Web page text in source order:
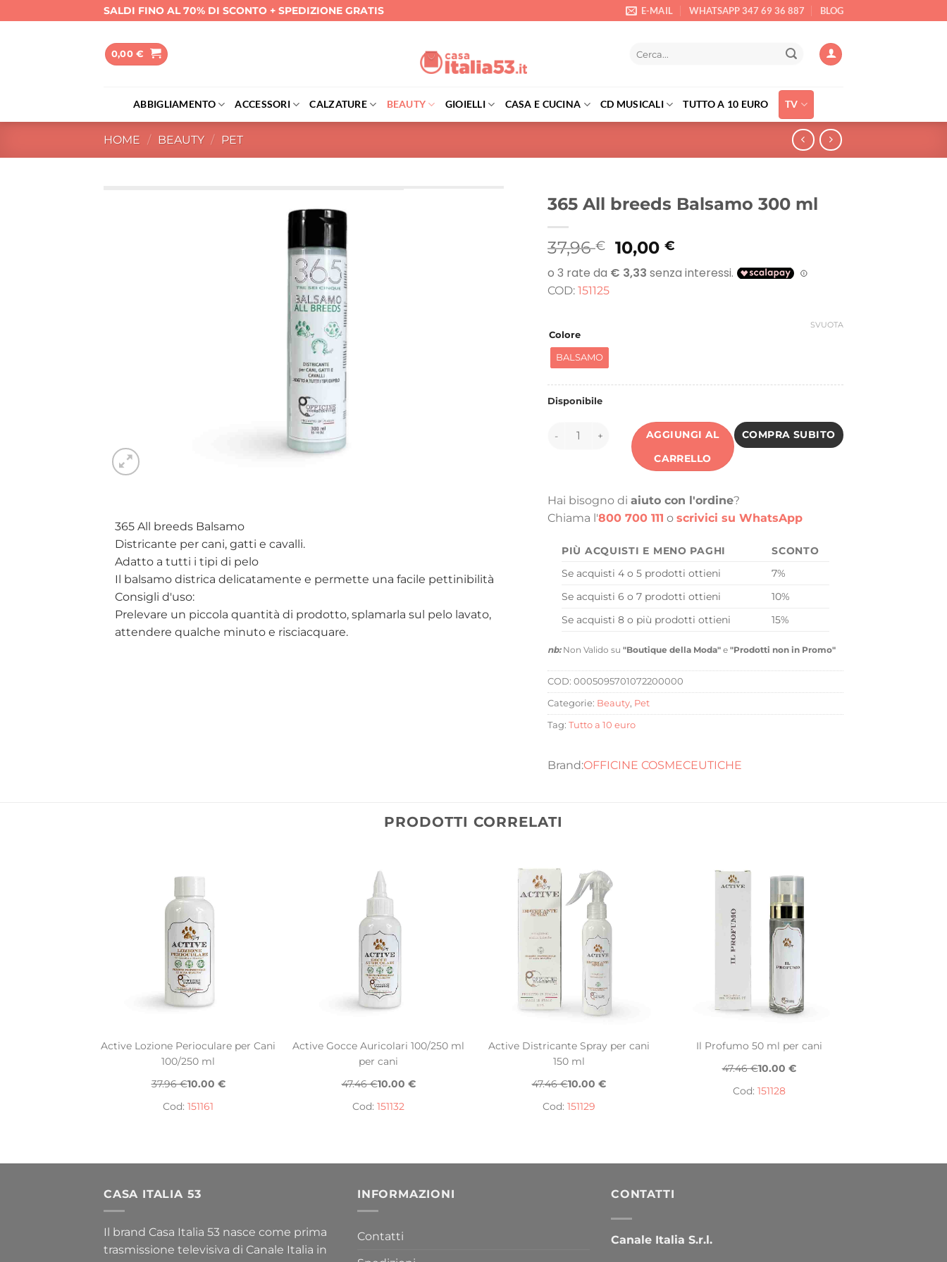
ai
SALDI FINO AL 70% DI SCONTO + SPEDIZIONE GRATIS E-MAIL WHATSAPP 347 69 36 887 BLOG
0,00€
ABBIGLIAMENTO ACCESSORI CALZATURE BEAUTY GIOIELLI CASA E CUCINA CD MUSICALI TUTTO A 10 EURO TV
HOME / BEAUTY / PET
365 All breeds Balsamo
Districante per cani, gatti e cavalli.
Adatto a tutti i tipi di pelo
Il balsamo districa delicatamente e permette una facile pettinibilità
Consigli d'uso:
Prelevare un piccola quantità di prodotto, splamarla sul pelo lavato,
attendere qualche minuto e risciacquare.
365 All breeds Balsamo 300 ml
37,96€
Il
prezzo
originale
10,00€
prezzo
attuale
COD: 151125
Colore
BALSAMO
SVUOTA
Disponibile
151125 quantità
AGGIUNGI AL
CARRELLO
COMPRA SUBITO
Hai bisogno di aiuto con l'ordine?
Chiama l'800 700 111 o scrivici su WhatsApp
PIÙ ACQUISTI E MENO PAGHI
SCONTO
Se acquisti 4 o 5 prodotti ottieni
7%
Se acquisti 6 o 7 prodotti ottieni
10%
Se acquisti 8 o più prodotti ottieni
15%
nb:Non Valido su "Boutique della Moda" e "Prodotti non in Promo"
COD: 0005095701072200000
Categorie: Beauty, Pet
Tag: Tutto a 10 euro
OFFICINE COSMECEUTICHE
PRODOTTI CORRELATI
Active Lozione Perioculare per Cani
100/250 ml
37.96 €10.00 €
Cod: 151161
Active Gocce Auricolari 100/250 ml
per cani
47.46 €10.00 €
Cod: 151132
Active Districante Spray per cani
150 ml
47.46 €10.00 €
Cod: 151129
Il Profumo 50 ml per cani
47.46 €10.00 €
Cod: 151128
CASA ITALIA 53
Il brand Casa Italia 53 nasce come prima
trasmissione televisiva di Canale Italia in
INFORMAZIONI
Contatti
CONTATTI
Canale Italia S.r.l.